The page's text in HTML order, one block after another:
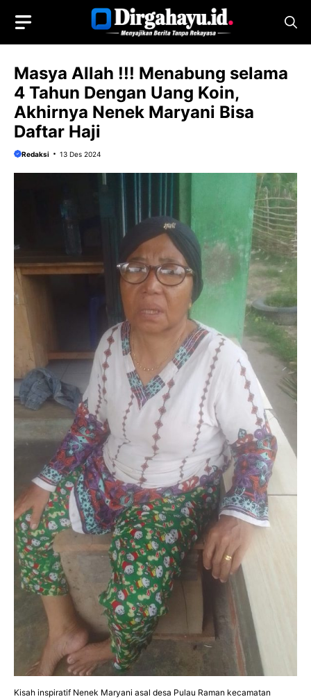
isi
Masya Allah !!! Menabung selama
4 Tahun Dengan Uang Koin,
Akhirnya Nenek Maryani Bisa
Daftar Haji
Redaksi 13 Des 2024
Kisah inspiratif Nenek Maryani asal desa Pulau Raman kecamatan